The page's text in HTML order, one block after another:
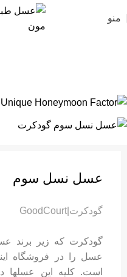
منو
عسل نسل سوم
گودکرت|GoodCourt
گودکرت که زیر برند
عسل را در فروشگاه